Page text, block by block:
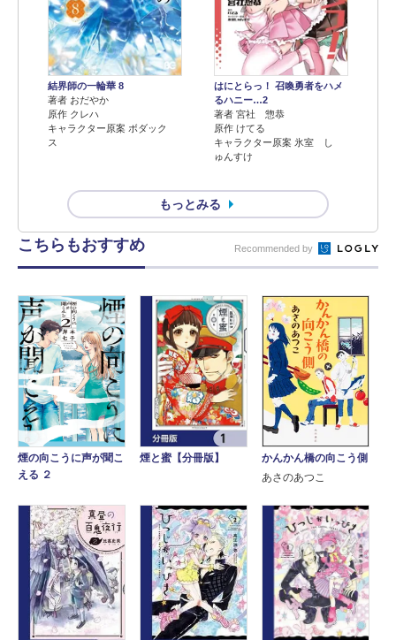
結界師の一輪華 8
著者 おだやか
原作 クレハ
キャラクター原案 ボダック
ス
はにとらっ！ 召喚勇者をハメ
るハニー…2
著者 宮社 惣恭
原作 けてる
キャラクター原案 氷室 し
ゅんすけ
もっとみる
こちらもおすすめ Recommended by
煙の向こうに声が聞こ
える ２
煙と蜜【分冊版】
かんかん橋の向こう側
あさのあつこ